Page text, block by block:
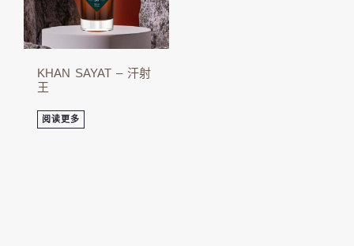
KHAN SAYAT – 汗射
王
阅读更多